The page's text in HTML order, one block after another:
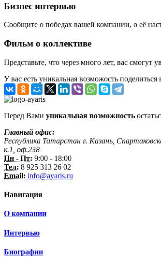
Бизнес интервью
Сообщите о победах вашей компании, о её
Фильм о коллективе
Представьте, что через много лет, вас смогут
У вас есть уникальная возможость
Перед Вами уникальная возможность
Главный офис:
Республика Татарстан г. Казань,
к.1, оф.238
Пн - Пт: 9:00 - 18:00
Тел: 8 925 313 26 02
Email: info@ayaris.ru
Навигация
О компании
Интервью
Биографии